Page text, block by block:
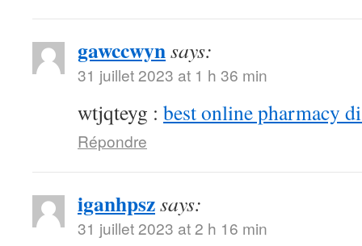
gawccwynsays:
31 juillet 2023 at 1 h 36 min
wtjqteyg : best online pharmacy
Répondre
iganhpszsays:
31 juillet 2023 at 2 h 16 min